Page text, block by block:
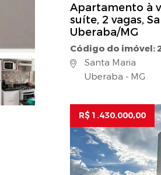
Apartamento à
suíte, 2 vagas,
Uberaba/MG
Código do imóvel:
Santa Maria
Uberaba - MG
R$ 1.430.000,00